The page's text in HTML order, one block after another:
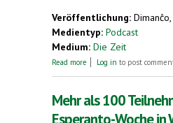
Veröffentlichung:
Medientyp: Podcast
Medium: Die Zeit
Read more about Esperanto,
Log in to post
Mehr als 100